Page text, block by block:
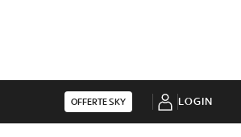
OFFERTE SKY LOGIN